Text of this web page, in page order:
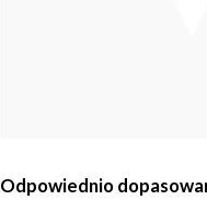
Odpowiednio